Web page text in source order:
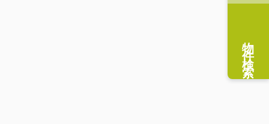
物件検索